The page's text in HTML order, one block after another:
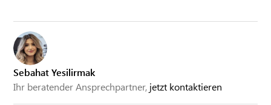
Sebahat Yesilirmak
Ihr beratender Ansprechpartner, jetzt kontaktieren